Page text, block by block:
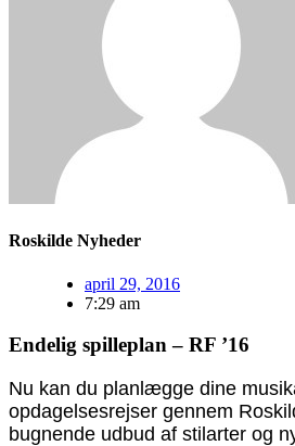
Roskilde Nyheder
april 29, 2016
7:29 am
Endelig spilleplan – RF ’16
Nu kan du planlægge dine
opdagelsesrejser gennem
bugnende udbud af stilarter og